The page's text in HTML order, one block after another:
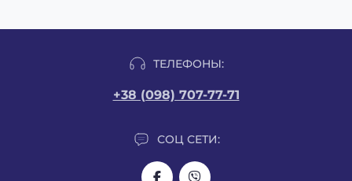
ТЕЛЕФОНЫ:
+38 (098) 707-77-71
СОЦ СЕТИ: